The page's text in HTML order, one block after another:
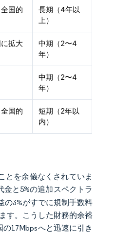
国的
長期（4年以
上）
拡大
中期（2〜4
年）
中期（2〜4
年）
国的
短期（2年以
内）
とを余儀なくされていま
と5%の追加スペクトラ
3%がすでに規制手数料
す。こうした財務的余裕
17Mbpsへと迅速に引き